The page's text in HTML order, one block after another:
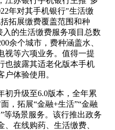
年对其手机银行"生活缴
拓展缴费覆盖范围和种
的生活缴费服务项目总数
余个城市，费种涵盖水、
视等六项业务。值得一提
也披露其适老化版本手机
体验使用。
初升级至6.0版本，全年累
，拓展“金融+生活”“金融
等场景服务。该行推出政务
在线购药、生活缴费、